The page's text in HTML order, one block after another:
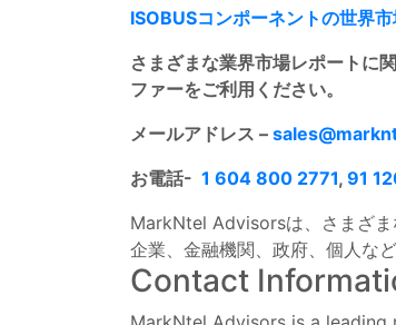
ISOBUSコンポーネントの世界
さまざまな業界市場レポートに
ファーをご利用ください。
メールアドレス –
お電話- 1 604 800 2771, 91
MarkNtel Advisorsは、さまざま
企業、金融機関、政府、個人な
Contact